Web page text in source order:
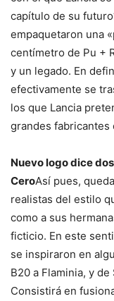
capítulo de su
empaquetaron una
centímetro de Pu +
y un legado. En
efectivamente se
los que Lancia
grandes fabricantes
Nuevo logo dice
CeroAsí pues,
realistas del estilo
como a sus
ficticio. En este
se inspiraron en
B20 a Flaminia, y
Consistirá en